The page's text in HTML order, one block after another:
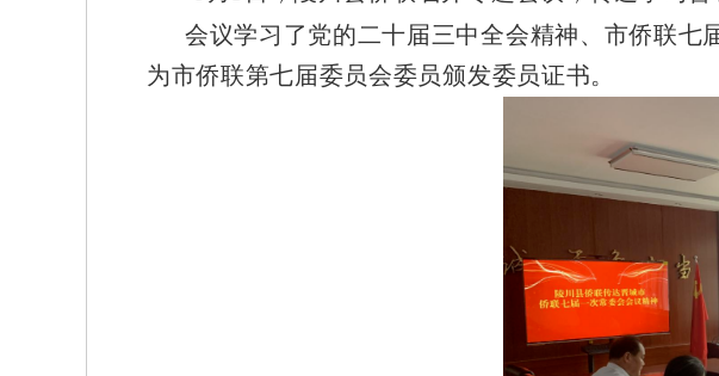
会议学习了党的二十届三中全会精神、市侨联
为市侨联第七届委员会委员颁发委员证书。